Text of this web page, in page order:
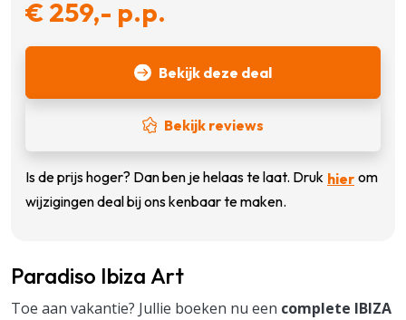
€ 259,- p.p.
Bekijk deze deal
Bekijk reviews
Is de prijs hoger? Dan ben je helaas te laat. Druk hier om
wijzigingen deal bij ons kenbaar te maken.
Paradiso Ibiza Art
Toe aan vakantie? Jullie boeken nu een complete IBIZA